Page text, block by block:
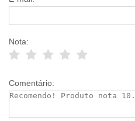
Nota:
Comentário: